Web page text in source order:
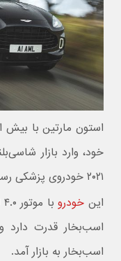
استون مارتین با بیش
۲۰۲۱ خودروی پزشکی رسمی مسابقات فرمول ۱ است.
این خودرو
اسب‌بخار به بازار آمد.